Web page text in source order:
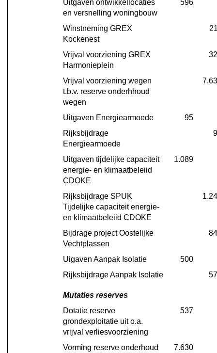
Uitgaven ontwikkellocaties
en versnelling woningbouw
596
Winstneming GREX
Kockenest
Vrijval voorziening GREX
Harmonieplein
Vrijval voorziening wegen
t.b.v. reserve onderhhoud
wegen
Uitgaven Energiearmoede
95
Rijksbijdrage
Energiearmoede
Uitgaven tijdelijke capaciteit
energie- en klimaatbeleiid
CDOKE
1.089
Rijksbijdrage SPUK
Tijdelijke capaciteit energie-
en klimaatbeleiid CDOKE
Bijdrage project Oostelijke
Vechtplassen
Uigaven Aanpak Isolatie
500
Rijksbijdrage Aanpak Isolatie
Mutaties reserves
Dotatie reserve
grondexploitatie uit o.a.
vrijval verliesvoorziening
537
Vorming reserve onderhoud
7.630